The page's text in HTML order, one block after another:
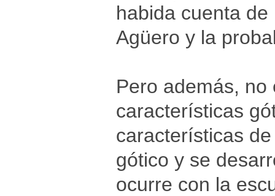
habida cuenta
Agüero y la
Pero además,
características
características
gótico y se
ocurre con la